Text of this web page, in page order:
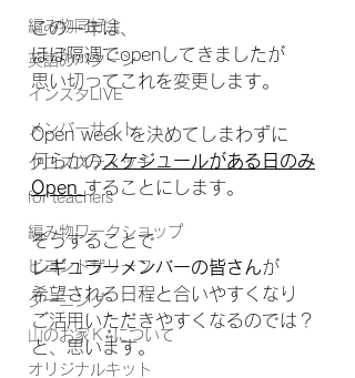
編み物同好会
英語のパターン
インスタLIVE
メンバーサイト
クロススティッチ
for teachers
編み物ワークショップ
ビヨンドザリーフ
ダーニング
山のお家Ｋ⁂について
オリジナルキット
この一年は、
ほぼ隔週でopenしてきましたが
思い切ってこれを変更します。
Open week を決めてしまわずに
何らかのスケジュールがある日のみ
Open することにします。
そうすることで
レギュラーメンバーの皆さんが
希望される日程と合いやすくなり
ご活用いただきやすくなるのでは？
と、思います。